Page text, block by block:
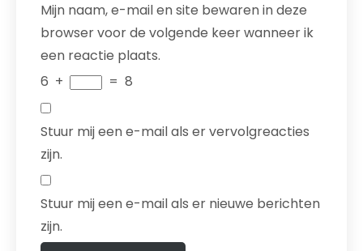
Mijn naam, e-mail en site bewaren in deze
browser voor de volgende keer wanneer ik
een reactie plaats.
6 + = 8
Stuur mij een e-mail als er vervolgreacties
zijn.
Stuur mij een e-mail als er nieuwe berichten
zijn.